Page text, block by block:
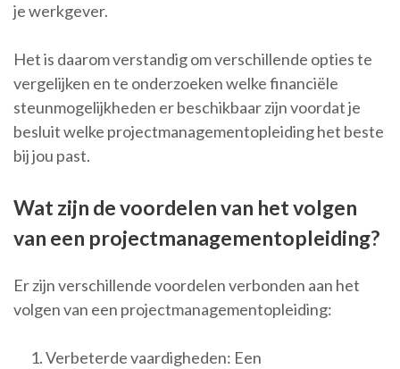
je werkgever.
Het is daarom verstandig om verschillende opties te
vergelijken en te onderzoeken welke financiële
steunmogelijkheden er beschikbaar zijn voordat je
besluit welke projectmanagementopleiding het beste
bij jou past.
Wat zijn de voordelen van het volgen
van een projectmanagementopleiding?
Er zijn verschillende voordelen verbonden aan het
volgen van een projectmanagementopleiding:
Verbeterde vaardigheden: Een